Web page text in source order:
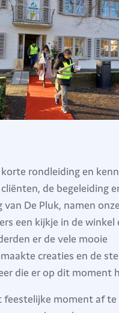
korte rondleiding en
de begeleiding
van De Pluk, namen
een kijkje in de winkel
er de vele mooie
creaties en de
die er op dit moment
feestelijke moment af te